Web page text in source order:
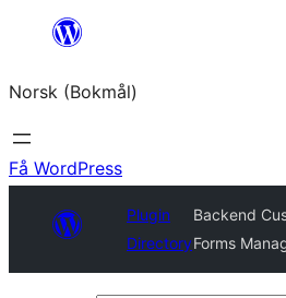
Hopp
innhold
Norsk (Bokmål)
Få WordPress
Plugin
Directory
Backend
Forms